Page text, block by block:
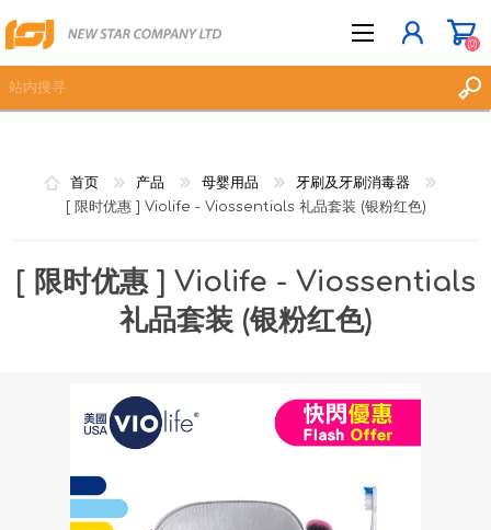
立即登记
(0)
首页 产品 母婴用品
牙刷及牙刷消毒器
[ 限时优惠 ] Violife - Viossentials 礼品套装 (银粉红色)
[ 限时优惠 ] Violife - Viossentials
礼品套装 (银粉红色)